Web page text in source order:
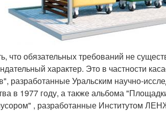
что обязательных требований не
характер. Это в частности
разработанные Уральским научно-
в 1977 году, а также альбома
, разработанные Институтом